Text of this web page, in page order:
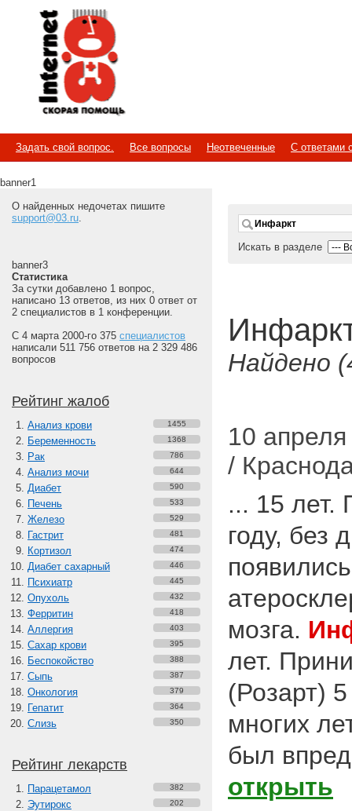
Internet
Скорая помощь
Задать свой вопрос. Все вопросы Неотвеченные С ответами
banner1
О найденных недочетах пишите
support@03.ru.
banner3
Статистика
За сутки добавлено 1 вопрос,
написано 13 ответов, из них 0 ответ от
2 специалистов в 1 конференции.
С 4 марта 2000-го 375 специалистов
написали 511 756 ответов на 2 329 486
вопросов
Рейтинг жалоб
Анализ крови 1455
Беременность 1368
Рак 786
Анализ мочи 644
Диабет 590
Печень 533
Железо 529
Гастрит 481
Кортизол 474
Диабет сахарный 446
Психиатр 445
Опухоль 432
Ферритин 418
Аллергия 403
Сахар крови 395
Беспокойство 388
Сыпь 387
Онкология 379
Гепатит 364
Слизь 350
Рейтинг лекарств
Парацетамол 382
Эутирокс 202
Искать в разделе
Найдено
10
/
... 15 лет.
году, без
мозга.
лет.
(Розарт)
многих
был
открыть